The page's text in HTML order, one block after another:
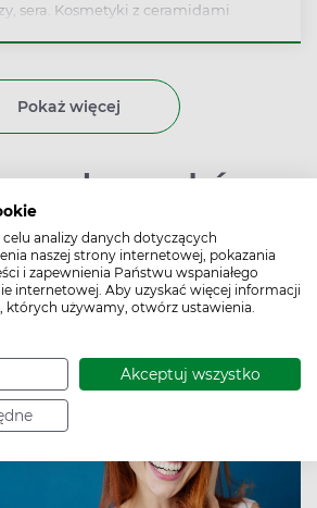
analizy danych dotyczących
naszej strony internetowej, pokazania
i zapewnienia Państwu wspaniałego
internetowej. Aby uzyskać więcej informacji
których używamy, otwórz ustawienia.
Akceptuj wszystko
sera. Kosmetyki z ceramidami
się również do produkcji
na włosy, głównie
Pokaż więcej
włosy, skórę,
Właściwości
B7
Data publikacji: 4.03.2021